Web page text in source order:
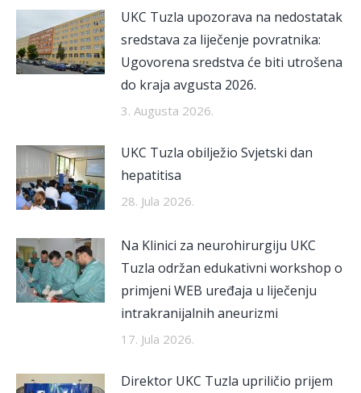
UKC Tuzla upozorava na nedostatak
sredstava za liječenje povratnika:
Ugovorena sredstva će biti utrošena
do kraja avgusta 2026.
3. Augusta 2026.
UKC Tuzla obilježio Svjetski dan
hepatitisa
28. Jula 2026.
Na Klinici za neurohirurgiju UKC
Tuzla održan edukativni workshop o
primjeni WEB uređaja u liječenju
intrakranijalnih aneurizmi
17. Jula 2026.
Direktor UKC Tuzla upriličio prijem